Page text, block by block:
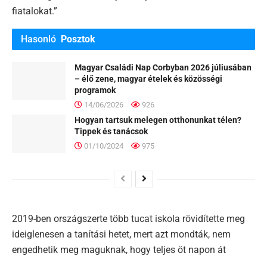
fiatalokat.”
Hasonló Posztok
Magyar Családi Nap Corbyban 2026 júliusában
– élő zene, magyar ételek és közösségi
programok
14/06/2026 926
Hogyan tartsuk melegen otthonunkat télen?
Tippek és tanácsok
01/10/2024 975
2019-ben országszerte több tucat iskola rövidítette meg
ideiglenesen a tanítási hetet, mert azt mondták, nem
engedhetik meg maguknak, hogy teljes öt napon át